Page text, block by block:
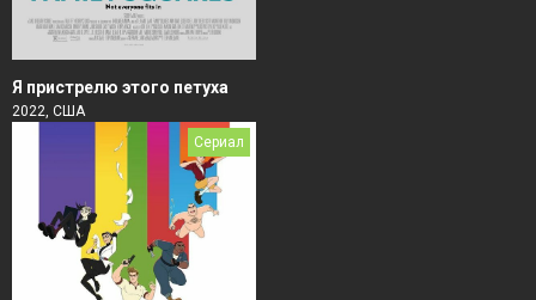
Я пристрелю этого петуха
2022, США
Сериал